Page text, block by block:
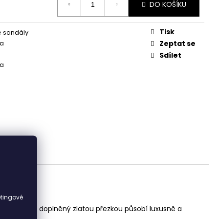
DO KOŠÍKU
sandály
Tisk
Zeptat se
Sdílet
odstín doplněný zlatou přezkou působí luxusně a